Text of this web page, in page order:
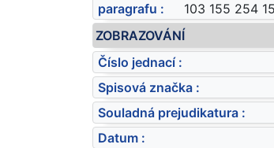
paragrafu :
103 155 254
ZOBRAZOVÁNÍ
Číslo jednací :
Spisová značka :
Souladná prejudikatura :
Datum :